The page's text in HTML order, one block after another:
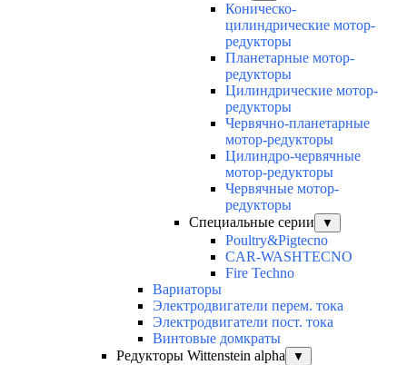
Коническо-
цилиндрические мотор-
редукторы
Планетарные мотор-
редукторы
Цилиндрические мотор-
редукторы
Червячно-планетарные
мотор-редукторы
Цилиндро-червячные
мотор-редукторы
Червячные мотор-
редукторы
Специальные серии
▼
Poultry&Pigtecno
CAR-WASHTECNO
Fire Techno
Вариаторы
Электродвигатели перем. тока
Электродвигатели пост. тока
Винтовые домкраты
Редукторы Wittenstein alpha
▼